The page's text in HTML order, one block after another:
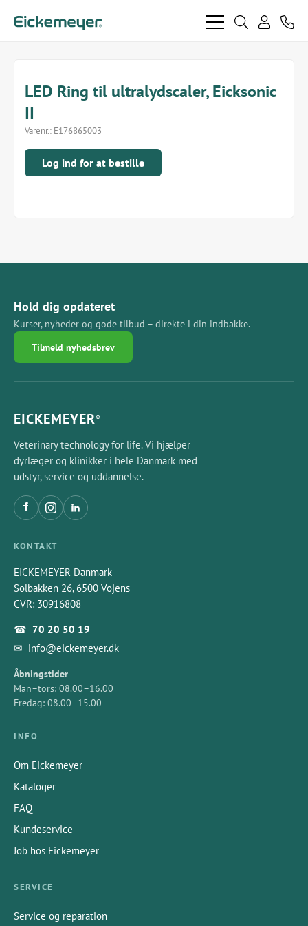
bars search
LED Ring til ultralydscaler, Eicksonic
II
Varenr.: E176865003
Log ind for at bestille
Hold dig opdateret
Kurser, nyheder og gode tilbud – direkte i din indbakke.
Tilmeld nyhedsbrev
EICKEMEYER®
Veterinary technology for life. Vi hjælper
dyrlæger og klinikker i hele Danmark med
udstyr, service og uddannelse.
KONTAKT
EICKEMEYER Danmark
Solbakken 26, 6500 Vojens
CVR: 30916808
☎ 70 20 50 19
✉ info@eickemeyer.dk
Åbningstider
Man–tors: 08.00–16.00
Fredag: 08.00–15.00
INFO
Om Eickemeyer
Kataloger
FAQ
Kundeservice
Job hos Eickemeyer
SERVICE
Service og reparation